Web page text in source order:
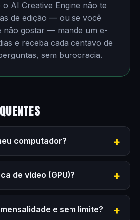
o AI Creative Engine não te
de edição — ou se você
não gostar — mande um e-
e receba cada centavo de
sem burocracia.
computador?
de vídeo (GPU)?
e sem limite?